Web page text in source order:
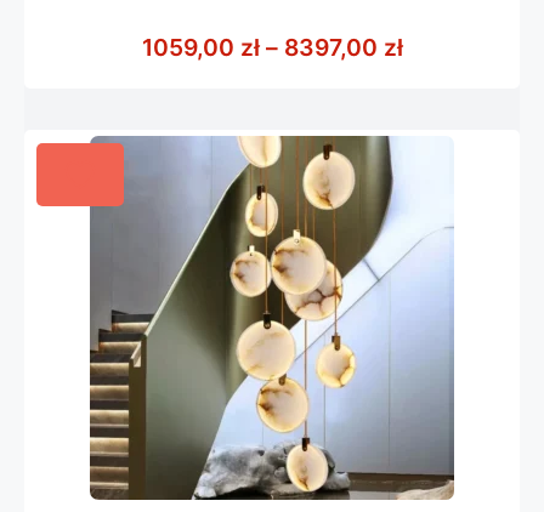
5
1059,00 zł – 8397,00 złZakres cen: